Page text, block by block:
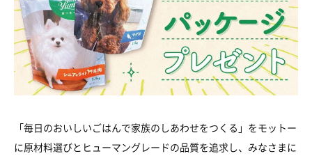
「毎日のおいしいごはんで家族のしあわせをつくる」をモットー
に原材料選びとヒューマングレードの品質を追求し、みなさまに